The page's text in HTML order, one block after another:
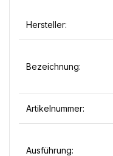
Hersteller:
Bezeichnung:
Artikelnummer:
Ausführung: